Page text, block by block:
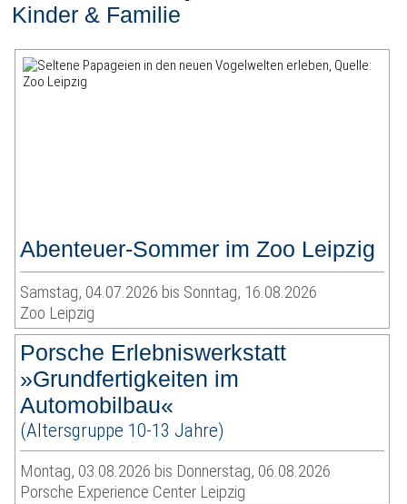
Kinder & Familie
Abenteuer-Sommer im Zoo Leipzig
Samstag, 04.07.2026 bis Sonntag, 16.08.2026
Zoo Leipzig
Porsche Erlebniswerkstatt
»Grundfertigkeiten im
Automobilbau«
(Altersgruppe 10-13 Jahre)
Montag, 03.08.2026 bis Donnerstag, 06.08.2026
Porsche Experience Center Leipzig